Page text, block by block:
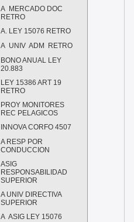
A MERCADO DOC
RETRO
A. LEY 15076 RETRO
A UNIV ADM RETRO
BONO ANUAL LEY
20.883
LEY 15386 ART 19
RETRO
PROY MONITORES
REC PELAGICOS
INNOVA CORFO 4507
A RESP POR
CONDUCCION
ASIG
RESPONSABILIDAD
SUPERIOR
A UNIV DIRECTIVA
SUPERIOR
A ASIG LEY 15076